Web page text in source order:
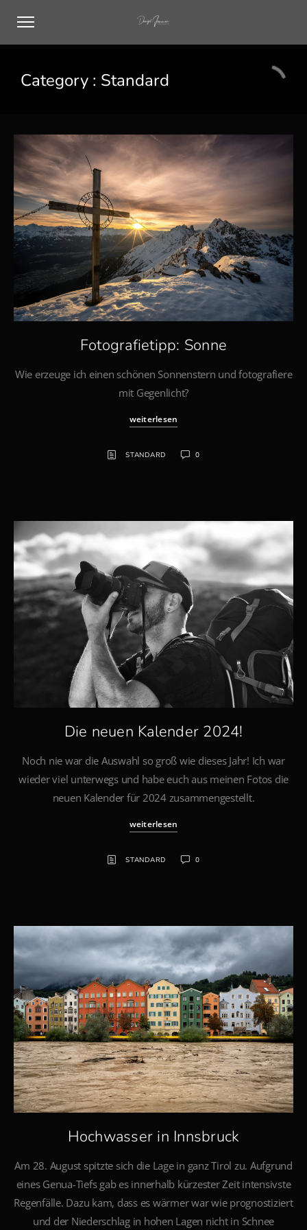
Category : Standard
Fotografietipp: Sonne
Wie erzeuge ich einen schönen Sonnenstern und fotografiere
mit Gegenlicht?
weiterlesen
STANDARD 0
Die neuen Kalender 2024!
Noch nie war die Auswahl so groß wie dieses Jahr! Ich war
wieder viel unterwegs und habe euch aus meinen Fotos die
neuen Kalender für 2024 zusammengestellt.
weiterlesen
STANDARD 0
Hochwasser in Innsbruck
Am 28. August spitzte sich die Lage in ganz Tirol zu. Aufgrund
eines Genua-Tiefs gab es innerhalb kürzester Zeit intensivste
Regenfälle. Dazu kam, dass es wärmer war wie prognostiziert
und der Niederschlag in hohen Lagen nicht in Schnee